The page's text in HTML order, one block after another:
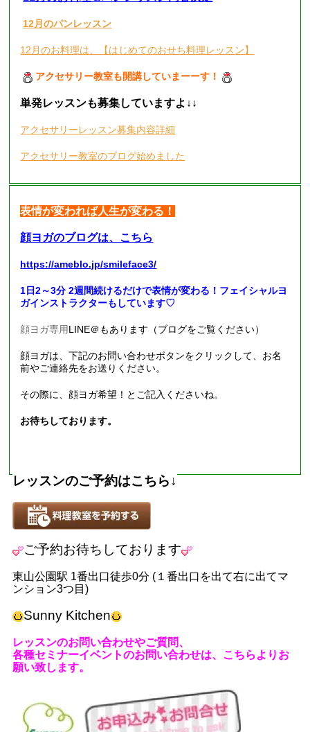
12月のパンレッスン
12月のお料理は、【はじめてのおせち料理レッスン】
アクセサリー教室も開講していまーーす！
単発レッスンも募集していますよ ↓↓
アクセサリーレッスン募集内容詳細
アクセサリー教室のブログ始めました
表情が変われば人生が変わる！
顔ヨガのブログは、こちら
https://ameblo.jp/smileface3/
1日2～3分 2週間続けるだけで表情が変わる！フェイシャルヨ
ガインストラクターもしています♡
顔ヨガ専用LINE＠もあります（ブログをご覧ください）
顔ヨガは、下記のお問い合わせボタンをクリックして、お名
前やご連絡先をお送りください。
その際に、顔ヨガ希望！とご記入くださいね。
お待ちしております。
レッスンのご予約はこちら↓
ご予約お待ちしております
東山公園駅 1番出口徒歩0分 ( １番出口を出て右に出てマ
ンション3つ目)
Sunny Kitchen
レッスンのお問い合わせやご質問、
各種セミナーイベントのお問い合わせは、こちらよりお
願い致します。